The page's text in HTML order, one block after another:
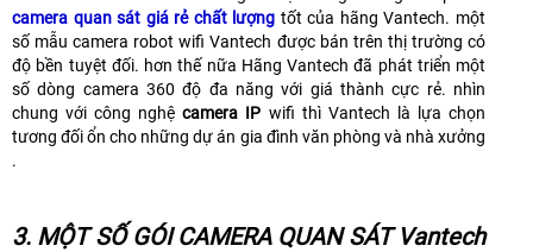
camera quan sát giá rẻ chất lượng tốt của hãng Vantech. một
số mẫu camera robot wifi Vantech được bán trên thị trường có
độ bền tuyệt đối. hơn thế nữa Hãng Vantech đã phát triển một
số dòng camera 360 độ đa năng với giá thành cực rẻ. nhìn
chung với công nghệcamera IP wifi thì Vantech là lựa chọn
tương đối ổn cho những dự án gia đình văn phòng và nhà xưởng
.
3. MỘT SỐ GÓI CAMERA QUAN SÁT Vantech